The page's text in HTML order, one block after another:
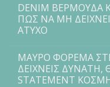
DENIM ΒΕΡΜΟΥΔΑ
ΠΩΣ ΝΑ ΜΗ
ΑΤΥΧΟ
ΜΑΥΡΟ ΦΟΡΕΜΑ
ΔΕΙΧΝΕΙΣ ΔΥΝΑΤΗ,
STATEMENT